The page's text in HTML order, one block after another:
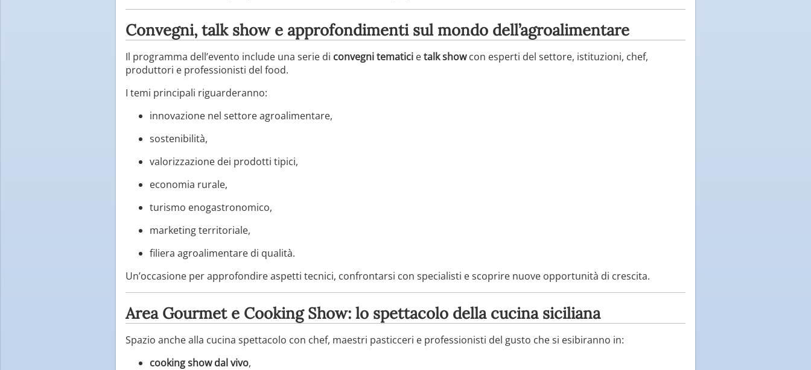
Convegni, talk show e approfondimenti sul mondo dell’agroalimentare
Il programma dell’evento include una serie di convegni tematici etalk showcon esperti del settore, istituzioni, chef,
produttori e professionisti del food.
I temi principali riguarderanno:
innovazione nel settore agroalimentare,
sostenibilità,
valorizzazione dei prodotti tipici,
economia rurale,
turismo enogastronomico,
marketing territoriale,
filiera agroalimentare di qualità.
Un’occasione per approfondire aspetti tecnici, confrontarsi con specialisti e scoprire nuove opportunità di crescita.
Area Gourmet e Cooking Show: lo spettacolo della cucina siciliana
Spazio anche alla cucina spettacolo con chef, maestri pasticceri e professionisti del gusto che si esibiranno in:
cooking show dal vivo,